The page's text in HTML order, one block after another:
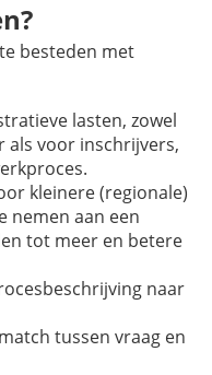
besteden met
lasten, zowel
als voor inschrijvers,
kleinere (regionale)
nemen aan een
tot meer en betere
naar
tussen vraag en